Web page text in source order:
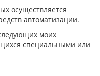
осуществляется
автоматизации.
моих
специальными или